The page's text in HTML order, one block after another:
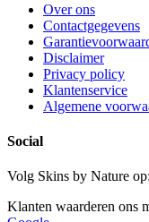
Over ons
Contactgegevens
Disclaimer
Privacy policy
Klantenservice
Algemene
Social
Volg Skins by Nature op:
Klanten waarderen ons